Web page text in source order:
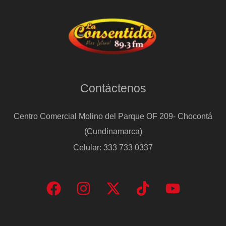
Contáctenos
Centro Comercial Molino del Parque OF 209- Chocontá
(Cundinamarca)
Celular: 333 733 0337